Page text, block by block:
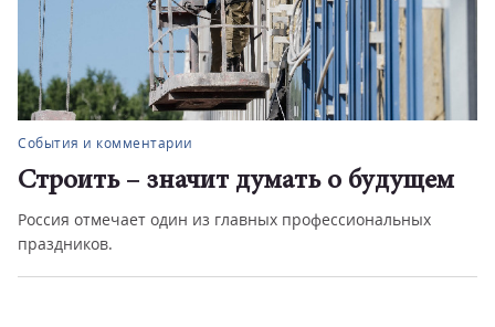
События и комментарии
Строить – значит думать о будущем
Россия отмечает один из главных профессиональных
праздников.